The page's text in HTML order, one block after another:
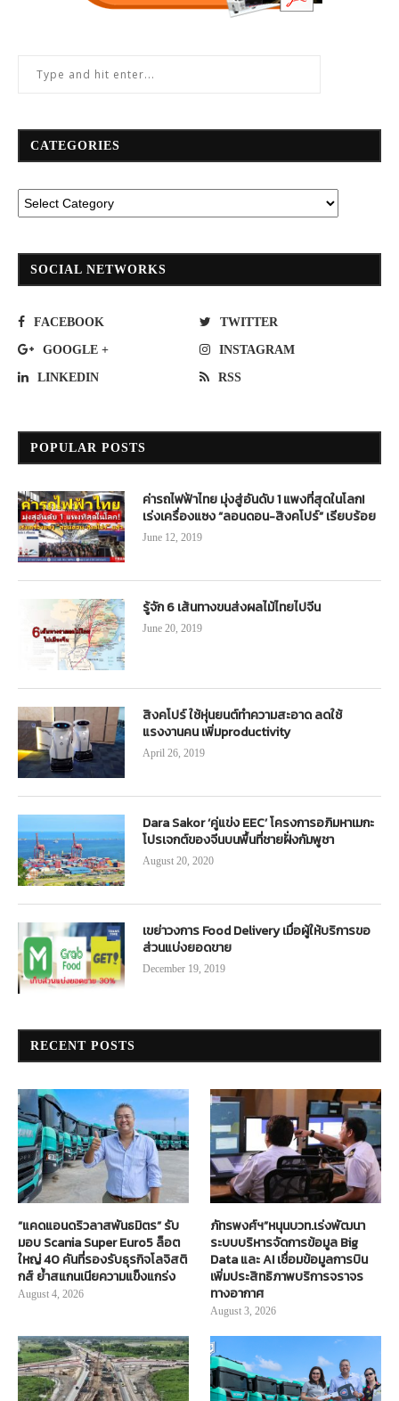
CATEGORIES
SOCIAL NETWORKS
FACEBOOK TWITTER
GOOGLE + INSTAGRAM
LINKEDIN RSS
POPULAR POSTS
ค่ารถไฟฟ้าไทย มุ่งสู่อันดับ 1 แพงที่สุดในโลก!
เร่งเครื่องแซง “ลอนดอน-สิงคโปร์” เรียบร้อย
June 12, 2019
รู้จัก 6 เส้นทางขนส่งผลไม้ไทยไปจีน
June 20, 2019
สิงคโปร์ ใช้หุ่นยนต์ทำความสะอาด ลดใช้
แรงงานคน เพิ่มproductivity
April 26, 2019
Dara Sakor ‘คู่แข่ง EEC’ โครงการอภิมหาเมกะ
โปรเจกต์ของจีนบนพื้นที่ชายฝั่งกัมพูชา
August 20, 2020
เขย่าวงการ Food Delivery เมื่อผู้ให้บริการขอ
ส่วนแบ่งยอดขาย
December 19, 2019
RECENT POSTS
“แคดแอนดริวลาสพันธมิตร” รับ
มอบ Scania Super Euro5 ล็อต
ใหญ่ 40 คันที่รองรับธุรกิจโลจิสติ
กส์ ย้ำสแกนเนียความแข็งแกร่ง
August 4, 2026
ภัทรพงศ์ฯ”หนุนบวท.เร่งพัฒนา
ระบบบริหารจัดการข้อมูล Big
Data และ AI เชื่อมข้อมูลการบิน
เพิ่มประสิทธิภาพบริการจราจร
ทางอากาศ
August 3, 2026